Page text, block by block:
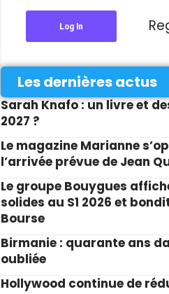
Log In
Les dernières actus
Sarah Knafo : un livre et
2027 ?
Le magazine Marianne
l’arrivée prévue de Jean
Le groupe Bouygues
solides au S1 2026 et
Bourse
Birmanie : quarante ans
oubliée
Hollywood continue de